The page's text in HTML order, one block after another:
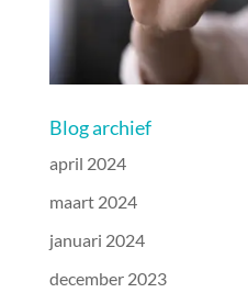
Blog archief
april 2024
maart 2024
januari 2024
december 2023